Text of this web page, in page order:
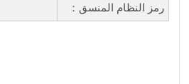
رمز النظام المنسق：